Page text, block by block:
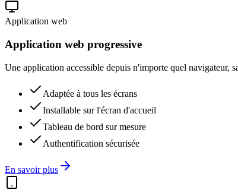
Application web
Application web progressive
Une application accessible depuis n'importe quel navigateur,
Adaptée à tous les écrans
Installable sur l'écran d'accueil
Tableau de bord sur mesure
Authentification sécurisée
En savoir plus